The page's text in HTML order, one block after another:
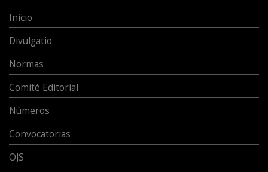
Inicio
Divulgatio
Normas
Comité Editorial
Números
Convocatorias
OJS